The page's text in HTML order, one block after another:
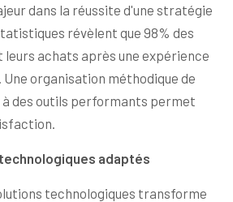
dans la réussite d'une stratégie
révèlent que 98% des
achats après une expérience
organisation méthodique de
des outils performants permet
adaptés
technologiques transforme